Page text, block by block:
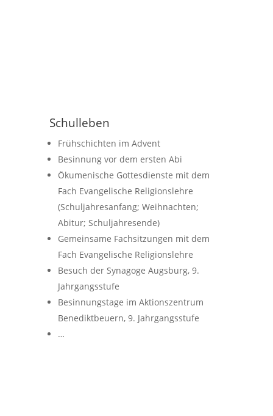
Schulleben
Frühschichten im Advent
Besinnung vor dem ersten Abi
Ökumenische Gottesdienste mit dem
Fach Evangelische Religionslehre
(Schuljahresanfang; Weihnachten;
Abitur; Schuljahresende)
Gemeinsame Fachsitzungen mit dem
Fach Evangelische Religionslehre
Besuch der Synagoge Augsburg, 9.
Jahrgangsstufe
Besinnungstage im Aktionszentrum
Benediktbeuern, 9. Jahrgangsstufe
…